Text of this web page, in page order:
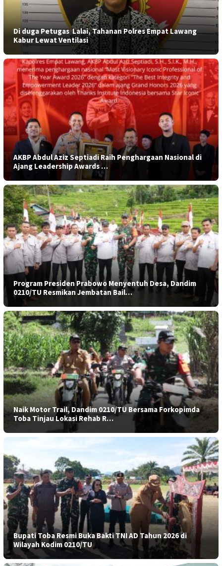
​Di duga Petugas Lalai, Tahanan Polres Empat Lawang
Kabur Lewat Ventilasi
AKBP Abdul Aziz Septiadi Raih Penghargaan Nasional di
Ajang Leadership Awards …
Program Presiden Prabowo Menyentuh Desa, Dandim
0210/TU Resmikan Jembatan Bail…
Naik Motor Trail, Dandim 0210/TU Bersama Forkopimda
Toba Tinjau Lokasi Rehab R…
Bupati Toba Resmi Buka Bakti TNI AD Tahun 2026 di
Wilayah Kodim 0210/TU